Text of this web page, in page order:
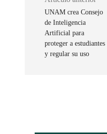
UNAM crea Consejo
de Inteligencia
Artificial para
proteger a estudiantes
y regular su uso